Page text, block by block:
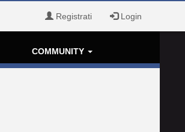
Registrati Login
COMMUNITY